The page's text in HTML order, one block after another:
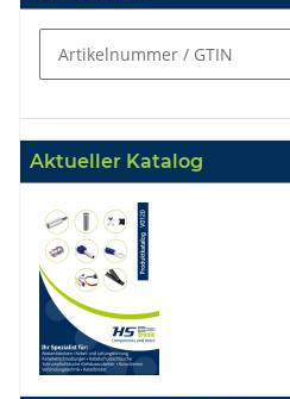
Aktueller Katalog